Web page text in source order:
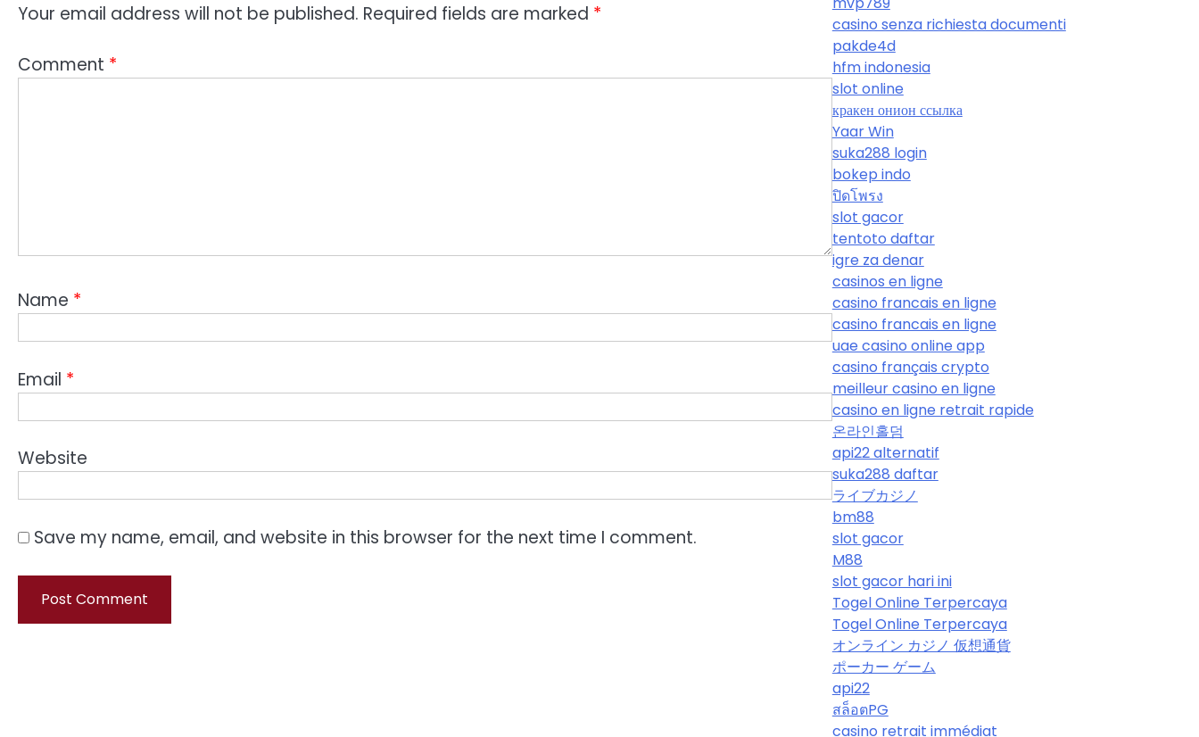
Your email address will not be published. Required fields are marked *
Comment *
Name *
Email *
Website
Save my name, email, and website in this browser for the next time I comment.
casino senza richiesta documenti
pakde4d
hfm indonesia
slot online
кракен онион ссылка
Yaar Win
suka288 login
bokep indo
ปิดโพรง
slot gacor
tentoto daftar
igre za denar
casinos en ligne
casino francais en ligne
casino francais en ligne
uae casino online app
casino français crypto
meilleur casino en ligne
casino en ligne retrait rapide
온라인홀덤
api22 alternatif
suka288 daftar
ライブカジノ
bm88
slot gacor
M88
slot gacor hari ini
Togel Online Terpercaya
Togel Online Terpercaya
オンライン カジノ 仮想通貨
ポーカー ゲーム
api22
สล็อตPG
casino retrait immédiat